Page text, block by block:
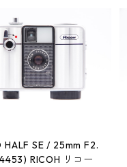
HALF SE / 25mm F2.
RICOH リコー